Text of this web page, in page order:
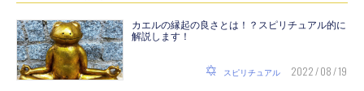
カエルの縁起の良さとは！？スピリチュアル的に
解説します！
スピリチュアル 2022 / 08 / 19